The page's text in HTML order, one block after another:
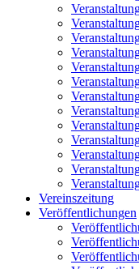
Vereinszeitung
Veröffentlichungen